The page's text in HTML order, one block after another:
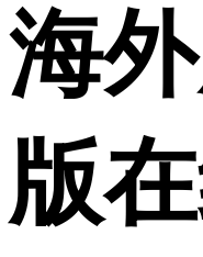
海
版